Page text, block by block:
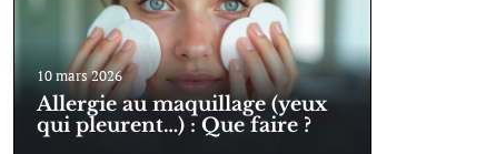
10 mars 2026
Allergie au maquillage (yeux
qui pleurent…) : Que faire ?